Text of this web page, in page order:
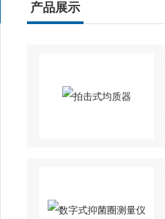
产品展示